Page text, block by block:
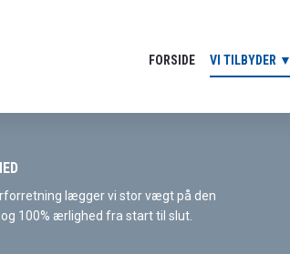
FORSIDE VI TILBYDER ▼
lægger vi stor vægt på den
100% ærlighed fra start til slut.